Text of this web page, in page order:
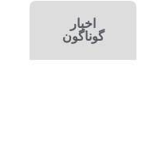
اخبار
گوناگون